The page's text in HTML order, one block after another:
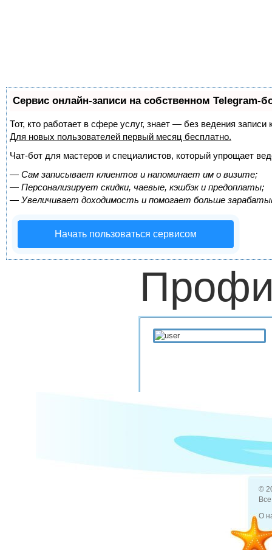
Сервис онлайн-записи на собственном Telegram-
Тот, кто работает в сфере услуг, знает — без ведения
Для новых пользователей первый месяц бесплатно.
Чат-бот для мастеров и специалистов, который упрощает
— Сам записывает клиентов и напоминает им о визите;
— Персонализирует скидки, чаевые, кэшбэк и предоплаты;
— Увеличивает доходимость и помогает больше
Начать пользоваться сервисом
Задано вопросов (0)
©
О